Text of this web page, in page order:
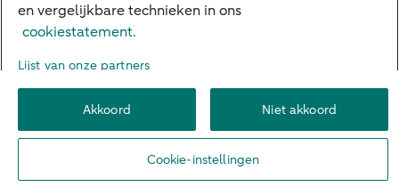
Over ABN AMRO
Werken bij ABN AMRO
DuurzaamheidVeiligheidPrivacy DisclaimerCookie-instellingen
© 2026 ABN AMRO
en vergelijkbare technieken in ons
cookiestatement.
Lijst van onze partners
Akkoord Niet akkoord
Cookie-instellingen